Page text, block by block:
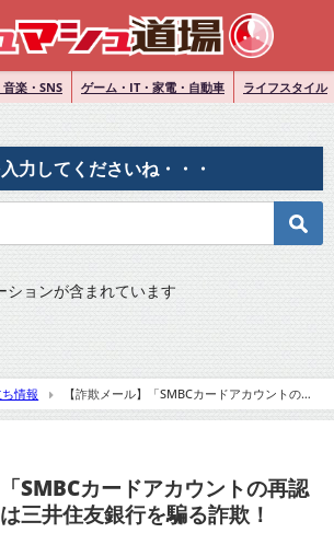
楽・SNS ゲーム・IT・家電・自動車 ライフスタイル
力してくださいね・・・
ションが含まれています
情報
【詐欺メール】「SMBCカードアカウントの再
銀行を騙る詐欺！
「SMBCカードアカウントの再認
三井住友銀行を騙る詐欺！